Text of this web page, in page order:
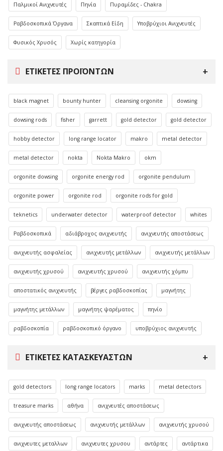
Παλμικοί Ανιχνευτές Πηνία Πυραμίδες - Chakra
Ραβδοσκοπικά Όργανα Σκαπτικά Είδη Υποβρύχιοι Ανιχνευτές
Φυσικός Χρυσός Χωρίς κατηγορία
ΕΤΙΚΈΤΕΣ ΠΡΟΪΌΝΤΩΝ
black magnet bounty hunter cleansing orgonite dowsing
dowsing rods fisher garrett gold detector gold detector
hobby detector long range locator makro metal detector
metal detector nokta Nokta Makro okm
orgonite dowsing orgonite energy rod orgonite pendulum
orgonite power orgonite rod orgonite rods for gold
teknetics underwater detector waterproof detector whites
Ραβδοσκοπικά αδιάβροχος ανιχνευτής ανιχνευτής αποστάσεως
ανιχνευτής ασφαλείας ανιχνευτής μετάλλων ανιχνευτής μετάλλων
ανιχνευτής χρυσού ανιχνευτής χρυσού ανιχνευτής χόμπυ
αποστατικός ανιχνευτής βέργες ραβδοσκοπίας μαγνήτης
μαγνήτης μετάλλων μαγνήτης ψαρέματος πηνίο
ραβδοσκοπία ραβδοσκοπικό όργανο υποβρύχιος ανιχνευτής
ΕΤΙΚΈΤΕΣ ΚΑΤΑΣΚΕΥΑΣΤΏΝ
gold detectors long range locators marks metal detectors
treasure marks αθήνα ανιχνευτές αποστάσεως
ανιχνευτής αποστάσεως ανιχνευτής μετάλλων ανιχνευτής χρυσού
ανιχνευτες μεταλλων ανιχνευτες χρυσου αντάρτες αντάρτικα